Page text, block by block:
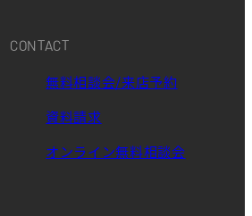
CONTACT
無料相談会/来店予約
資料請求
オンライン無料相談会